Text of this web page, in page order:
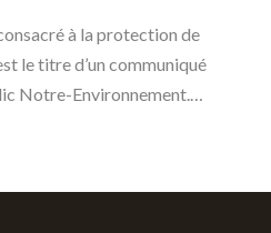
à la protection de
le titre d’un communiqué
Notre-Environnement.…